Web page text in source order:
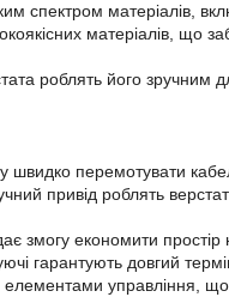
спектром матеріалів,
матеріалів, що
роблять його
швидко перемотувати
привід роблять
змогу економити
гарантують довгий
управління, що